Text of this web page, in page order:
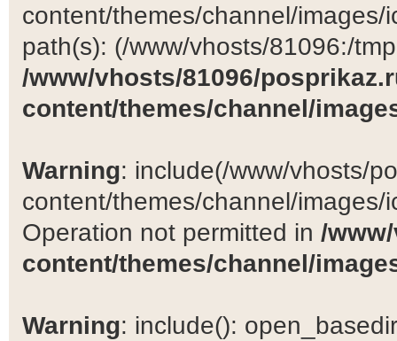
content/themes/channel/
path(s): (/www/vhosts/81096:/
/www/vhosts/81096/
content/themes/channel/
Warning: include(/www/vhosts/
content/themes/channel/
Operation not permitted in /
content/themes/channel/
Warning: include():